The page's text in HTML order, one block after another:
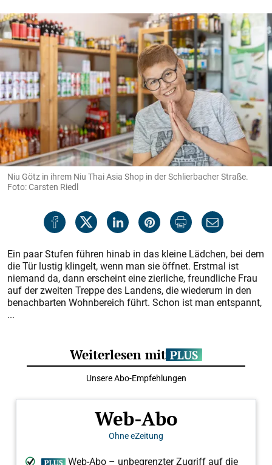
Niu Götz in ihrem Niu Thai Asia Shop in der Schlierbacher Straße.
Foto: Carsten Riedl
Ein paar Stufen führen hinab in das kleine Lädchen, bei dem
die Tür lustig klingelt, wenn man sie öffnet. Erstmal ist
niemand da, dann erscheint eine zierliche, freundliche Frau
auf der zweiten Treppe des Landens, die wiederum in den
benachbarten Wohnbereich führt. Schon ist man entspannt,
...